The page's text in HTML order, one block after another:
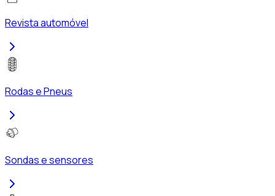
Revista automóvel
Rodas e Pneus
Sondas e sensores